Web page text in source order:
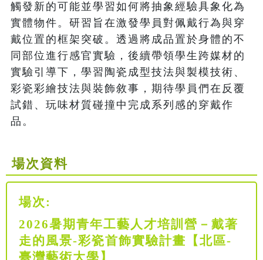
觸發新的可能並學習如何將抽象經驗具象化為
實體物件。研習旨在激發學員對佩戴行為與穿
戴位置的框架突破。透過將成品置於身體的不
同部位進行感官實驗，後續帶領學生跨媒材的
實驗引導下，學習陶瓷成型技法與製模技術、
彩瓷彩繪技法與裝飾敘事，期待學員們在反覆
試錯、玩味材質碰撞中完成系列感的穿戴作
品。
場次資料
場次:
2026暑期青年工藝人才培訓營－戴著
走的風景-彩瓷首飾實驗計畫【北區-
臺灣藝術大學】